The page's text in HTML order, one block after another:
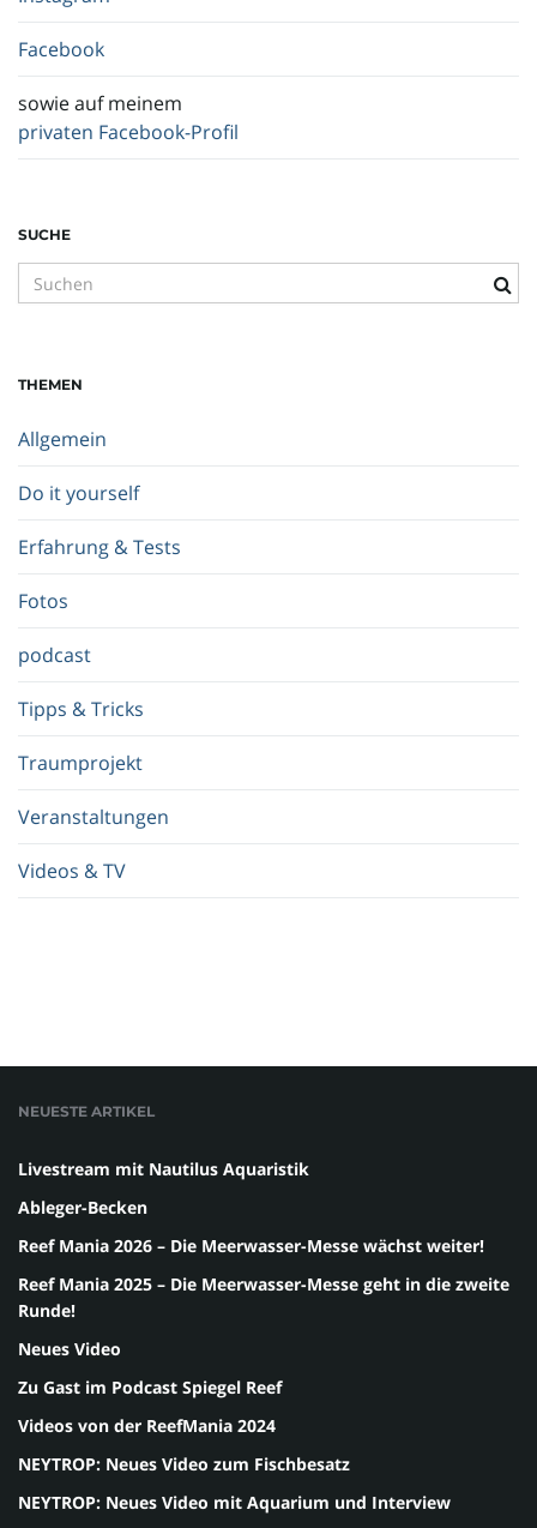
Facebook
sowie auf meinem
privaten Facebook-Profil
SUCHE
u
b
g
i
f
.
.
.
THEMEN
Allgemein
Do it yourself
Erfahrung & Tests
Fotos
podcast
Tipps & Tricks
Traumprojekt
Veranstaltungen
Videos & TV
NEUESTE ARTIKEL
Livestream mit Nautilus Aquaristik
Ableger-Becken
Reef Mania 2026 – Die Meerwasser-Messe wächst weiter!
Reef Mania 2025 – Die Meerwasser-Messe geht in die zweite
Runde!
Neues Video
Zu Gast im Podcast Spiegel Reef
Videos von der ReefMania 2024
NEYTROP: Neues Video zum Fischbesatz
NEYTROP: Neues Video mit Aquarium und Interview